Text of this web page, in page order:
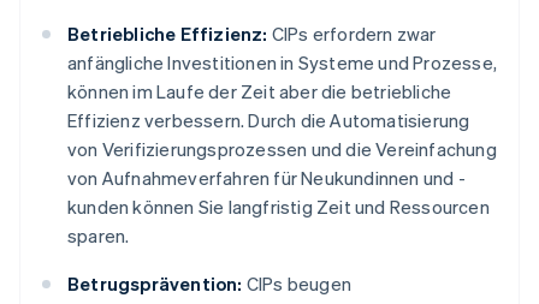
Betriebliche Effizienz: CIPs erfordern zwar
anfängliche Investitionen in Systeme und Prozesse,
können im Laufe der Zeit aber die betriebliche
Effizienz verbessern. Durch die Automatisierung
von Verifizierungsprozessen und die Vereinfachung
von Aufnahmeverfahren für Neukundinnen und -
kunden können Sie langfristig Zeit und Ressourcen
sparen.
Betrugsprävention: CIPs beugen